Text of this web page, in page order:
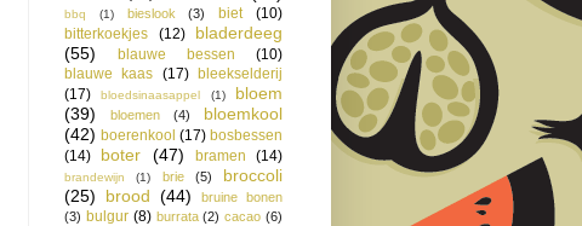
bbq (1) bieslook (3) biet
(10)
bitterkoekjes
(12)
bladerdeeg
(55)
blauwe bessen
(10)
blauwe kaas (17) bleekselderij
(17)
bloedsinaasappel (1)
bloem
(39)
bloemen (4)
bloemkool
(42) boerenkool (17) bosbessen
(14)
boter (47) bramen (14)
brandewijn (1) brie (5)
broccoli
(25)
brood (44)
bruine bonen
(3) bulgur (8) burrata (2) cacao (6)